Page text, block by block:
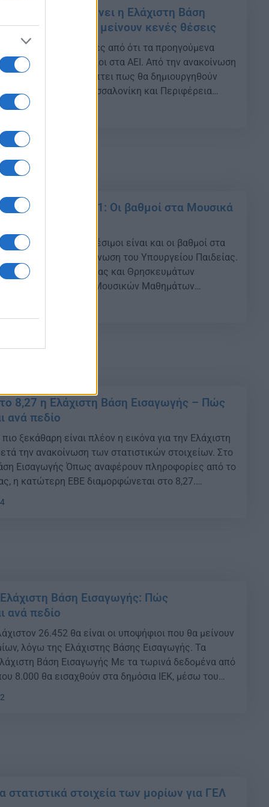
αλλαγές που φέρνει η Ελάχιστη Βάση
ποιά τμήματα θα μείνουν κενές θέσεις
υψηλές βαθμολογίες από ότι τα προηγούμενα
οι φετινοί υποψήφιοι στα ΑΕΙ. Από την ανακοίνωση
Εισαγωγής προκύπτει πως θα δημιουργηθούν
σε Αθήνα και Θεσσαλονίκη και Περιφέρεια
έχουν υψηλή ΕΒΕ στην Αθήνα όπως το
2021: Οι βαθμοί στα Μουσικά
2021: Διαθέσιμοι είναι και οι βαθμοί στα
σύμφωνα με ανακοίνωση του Υπουργείου Παιδείας.
το Υπουργείο Παιδείας και Θρησκευμάτων
οι βαθμολογίες των Μουσικών Μαθημάτων
8,27 η Ελάχιστη Βάση Εισαγωγής – Πώς
ανά πεδίο
ξεκάθαρη είναι πλέον η εικόνα για την Ελάχιστη
την ανακοίνωση των στατιστικών στοιχείων. Στο
Εισαγωγής Όπως αναφέρουν πληροφορίες από το
η κατώτερη ΕΒΕ διαμορφώνεται στο 8,27.
με πληροφορίες από το υπουργείο Παιδείας, για
Πανελλαδικών Εξετάσεων, η ΕΒΕ ανά
Βάση Εισαγωγής: Πώς
ανά πεδίο
26.452 θα είναι οι υποψήφιοι που θα μείνουν
λόγω της Ελάχιστης Βάσης Εισαγωγής. Τα
Βάση Εισαγωγής Με τα τωρινά δεδομένα από
8.000 θα εισαχθούν στα δημόσια ΙΕΚ, μέσω του
δελτίου που ισχύει για πρώτη φορά φέτος.
ότι η […]
στατιστικά στοιχεία των μορίων για ΓΕΛ